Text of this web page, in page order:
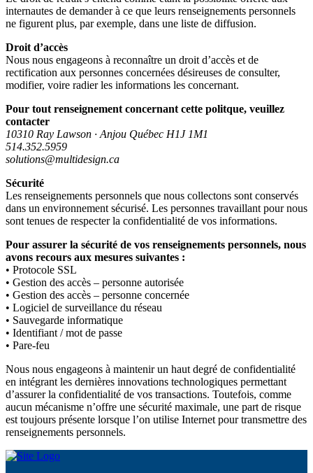
internautes de demander à ce que leurs renseignements personnels
ne figurent plus, par exemple, dans une liste de diffusion.
Droit d’accès
Nous nous engageons à reconnaître un droit d’accès et de
rectification aux personnes concernées désireuses de consulter,
modifier, voire radier les informations les concernant.
Pour tout renseignement concernant cette politque, veuillez
contacter
10310 Ray Lawson · Anjou Québec H1J 1M1
514.352.5959
solutions@multidesign.ca
Sécurité
Les renseignements personnels que nous collectons sont conservés
dans un environnement sécurisé. Les personnes travaillant pour nous
sont tenues de respecter la confidentialité de vos informations.
Pour assurer la sécurité de vos renseignements personnels, nous
avons recours aux mesures suivantes :
• Protocole SSL
• Gestion des accès – personne autorisée
• Gestion des accès – personne concernée
• Logiciel de surveillance du réseau
• Sauvegarde informatique
• Identifiant / mot de passe
• Pare-feu
Nous nous engageons à maintenir un haut degré de confidentialité
en intégrant les dernières innovations technologiques permettant
d’assurer la confidentialité de vos transactions. Toutefois, comme
aucun mécanisme n’offre une sécurité maximale, une part de risque
est toujours présente lorsque l’on utilise Internet pour transmettre des
renseignements personnels.